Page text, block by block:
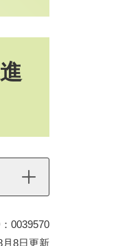
0039570
月8日更新